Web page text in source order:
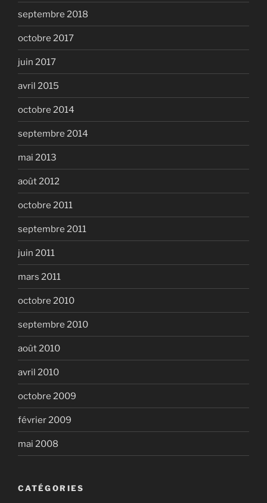
septembre 2018
octobre 2017
juin 2017
avril 2015
octobre 2014
septembre 2014
mai 2013
août 2012
octobre 2011
septembre 2011
juin 2011
mars 2011
octobre 2010
septembre 2010
août 2010
avril 2010
octobre 2009
février 2009
mai 2008
CATÉGORIES